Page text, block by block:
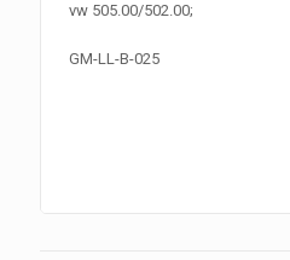
vw 505.00/502.00;
GM-LL-B-025